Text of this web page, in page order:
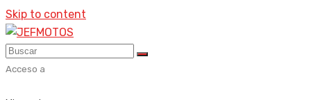
Skip to content
Acceso a